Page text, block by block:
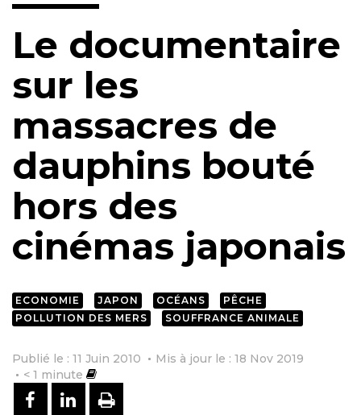
Le documentaire
sur les
massacres de
dauphins bouté
hors des
cinémas japonais
ECONOMIE JAPON OCÉANS
PÊCHE
POLLUTION DES MERS
SOUFFRANCE ANIMALE
Publié le : 11 Juin 2010
Mis à jour le : 18 Nov 2019
< 1 minute
PARTAGER SUR FACEBOOK
PARTAGER SUR LINKEDIN
IMPRIMER